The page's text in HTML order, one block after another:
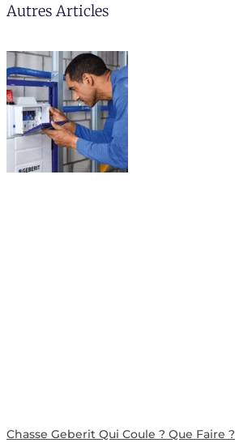
Autres Articles
Chasse Geberit Qui Coule ? Que Faire ?